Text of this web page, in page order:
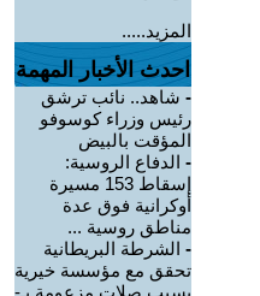
المزيد.....
احدث الأخبار المهمة
- شاهد.. نائب ترشق
رئيس وزراء كوسوفو
المؤقت بالبيض
- الدفاع الروسية:
إسقاط 153 مسيرة
أوكرانية فوق عدة
مناطق روسية ...
- الشرطة البريطانية
تحقق مع مؤسسة خيرية
بسبب صلات مزعومة بـ-